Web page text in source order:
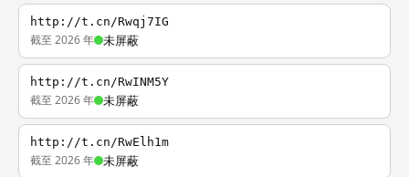
http://t.cn/Rwqj7IG
截至 2026 年 未屏蔽
http://t.cn/RwINM5Y
截至 2026 年 未屏蔽
http://t.cn/RwElh1m
截至 2026 年 未屏蔽